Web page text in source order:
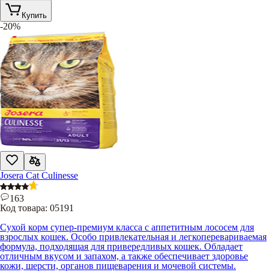
Купить
-20%
Josera Cat Culinesse
163
Код товара: 05191
Сухой корм супер-премиум класса с аппетитным лососем для
взрослых кошек. Особо привлекательная и легкоперевариваемая
формула, подходящая для привередливых кошек. Обладает
отличным вкусом и запахом, а также обеспечивает здоровье
кожи, шерсти, органов пищеварения и мочевой системы.